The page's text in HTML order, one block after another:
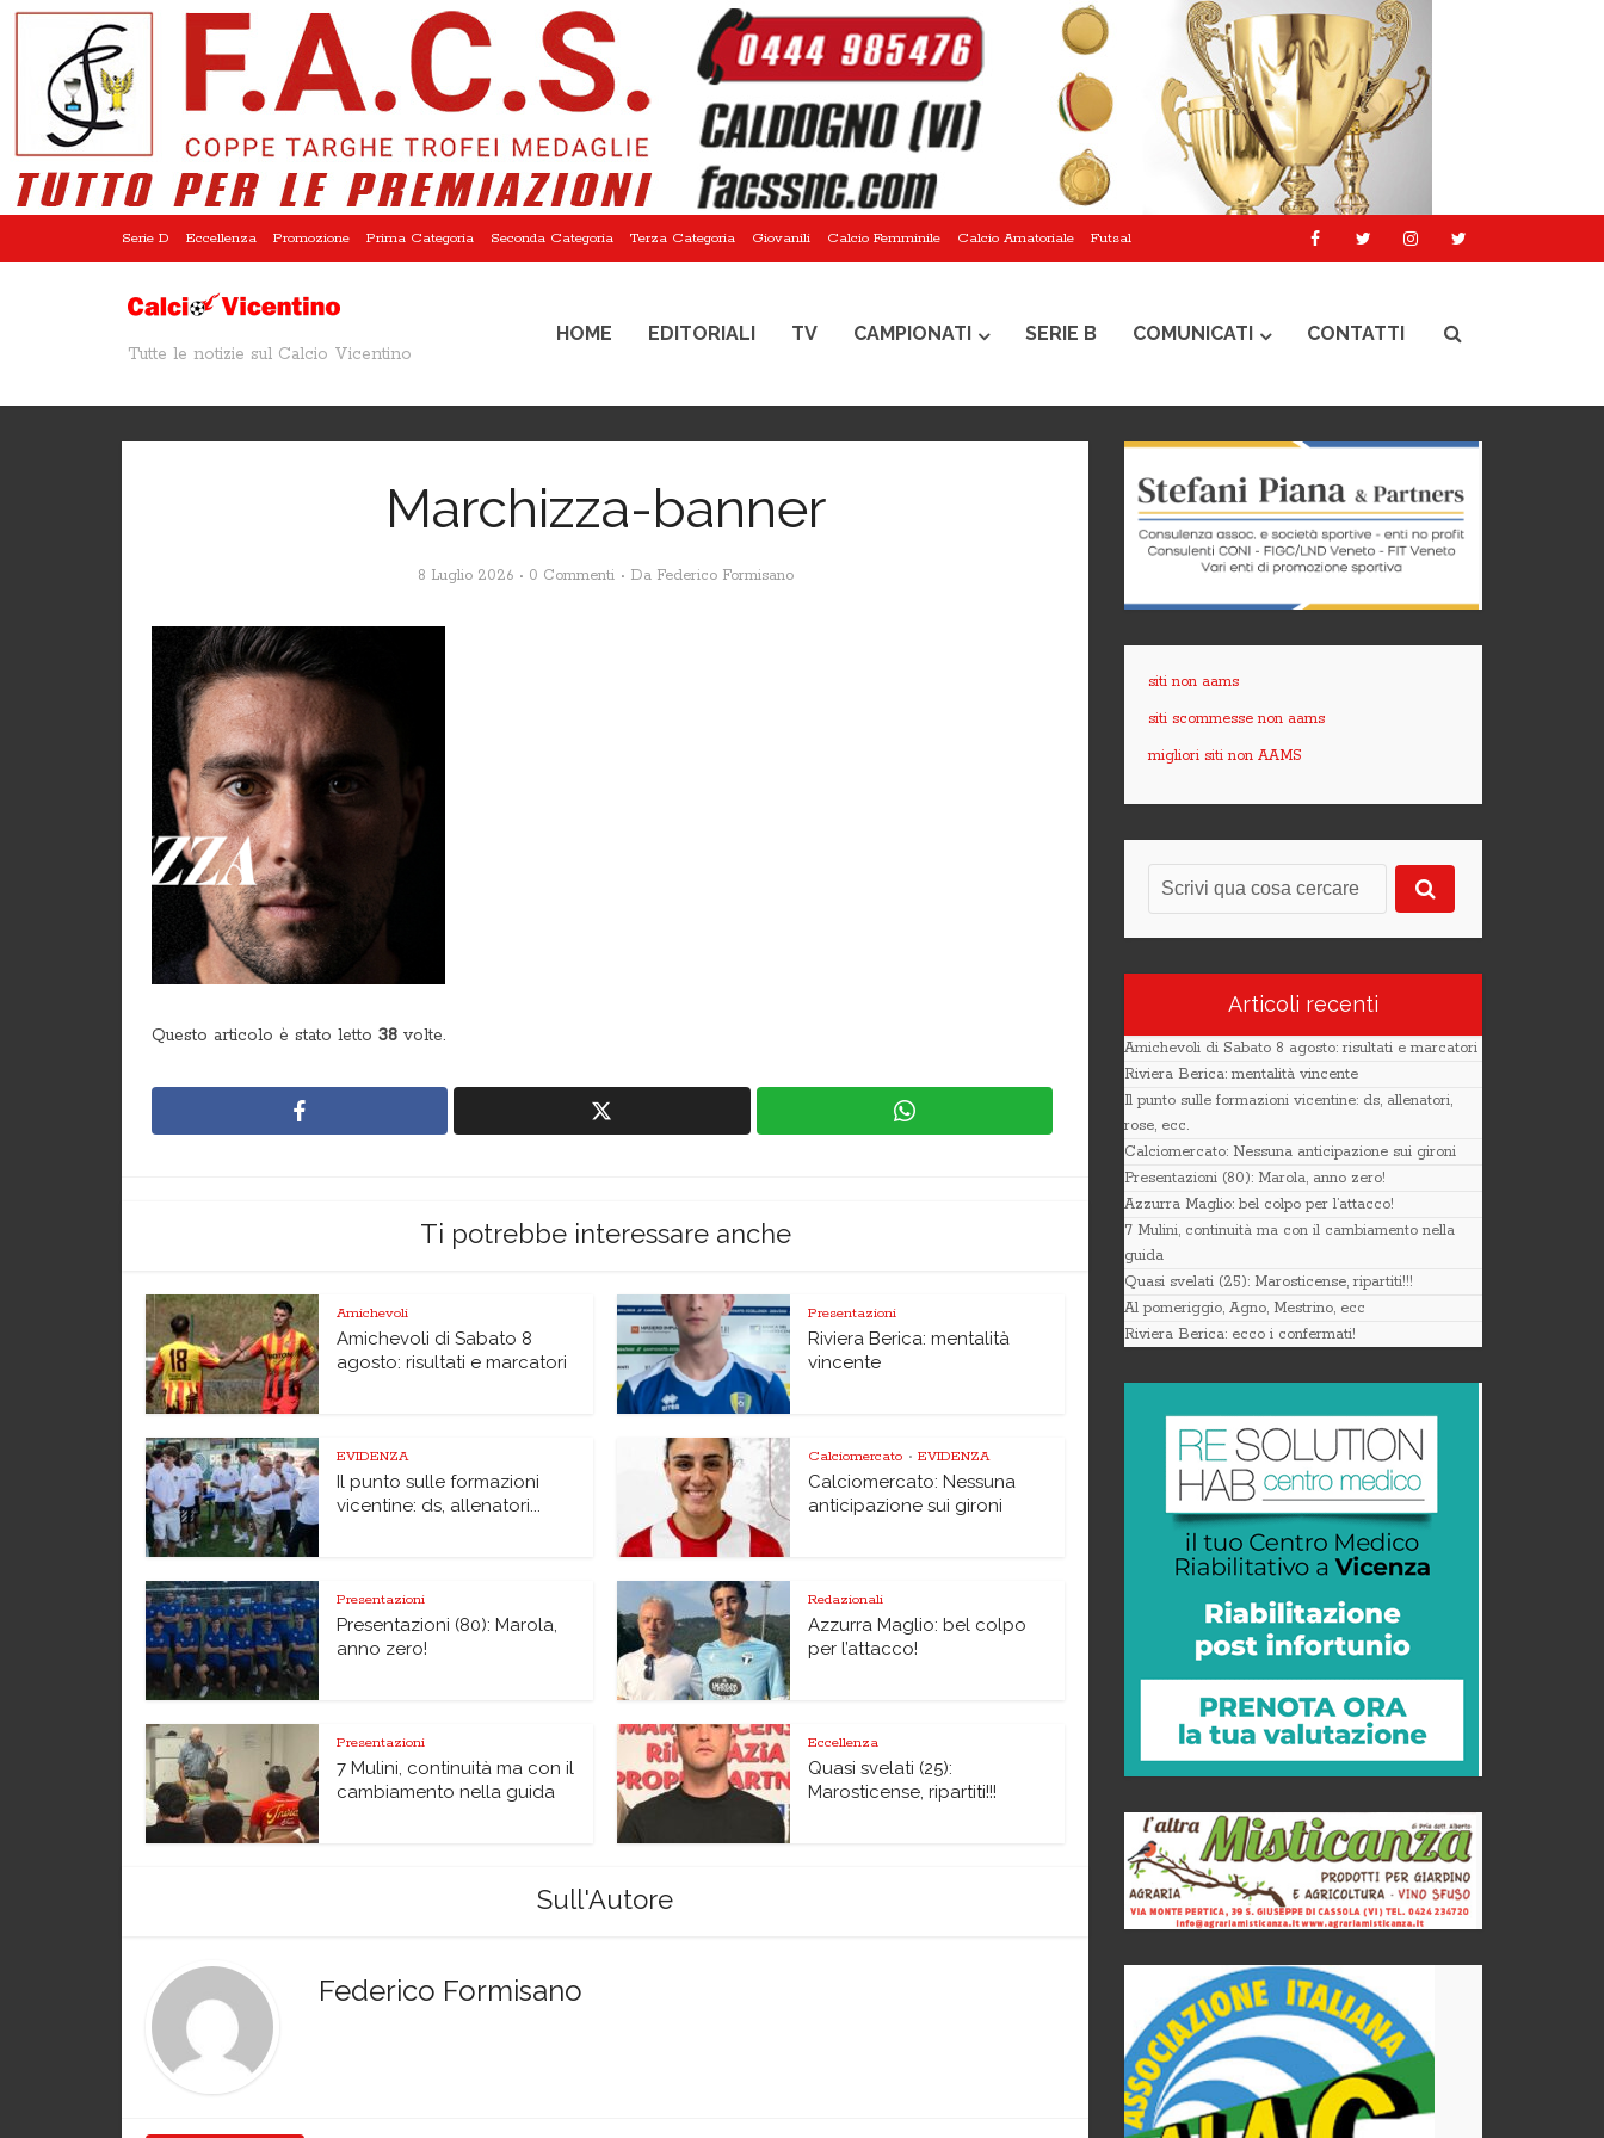
Serie D Eccellenza Promozione Prima Categoria Seconda Categoria Terza Categoria Giovanili Calcio Femminile Calcio Amatoriale Futsal
Tutte le notizie sul Calcio Vicentino
HOME EDITORIALI TV CAMPIONATI SERIE B COMUNICATI CONTATTI
Marchizza-banner
8 Luglio 2026 0 Commenti Da Federico Formisano
Questo articolo è stato letto 38 volte.
Ti potrebbe interessare anche
Amichevoli
Amichevoli di Sabato 8
agosto: risultati e marcatori
Presentazioni
Riviera Berica: mentalità
vincente
EVIDENZA
Il punto sulle formazioni
vicentine: ds, allenatori...
Calciomercato • EVIDENZA
Calciomercato: Nessuna
anticipazione sui gironi
Presentazioni
Presentazioni (80): Marola,
anno zero!
Redazionali
Azzurra Maglio: bel colpo
per l’attacco!
Presentazioni
7 Mulini, continuità ma con il
cambiamento nella guida
Eccellenza
Quasi svelati (25):
Marosticense, ripartiti!!!
Sull'Autore
Federico Formisano
siti non aams
siti scommesse non aams
migliori siti non AAMS
Articoli recenti
Amichevoli di Sabato 8 agosto: risultati e marcatori
Riviera Berica: mentalità vincente
Il punto sulle formazioni vicentine: ds, allenatori,
rose, ecc.
Calciomercato: Nessuna anticipazione sui gironi
Presentazioni (80): Marola, anno zero!
Azzurra Maglio: bel colpo per l’attacco!
7 Mulini, continuità ma con il cambiamento nella
guida
Quasi svelati (25): Marosticense, ripartiti!!!
Al pomeriggio, Agno, Mestrino, ecc
Riviera Berica: ecco i confermati!